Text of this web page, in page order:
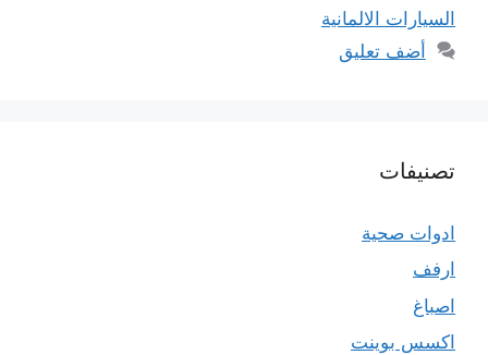
السيارات الالمانية
أضف تعليق
تصنيفات
ادوات صحية
ارفف
اصباغ
اكسس بوينت